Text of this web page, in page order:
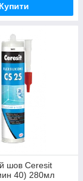
Купити
шов Ceresit
40) 280мл